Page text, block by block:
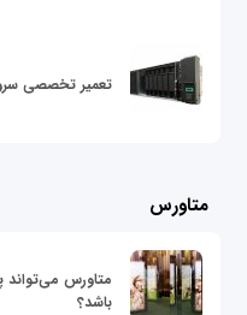
تعمیر تخصصی
متاورس
متاورس می‌تواند
باشد؟